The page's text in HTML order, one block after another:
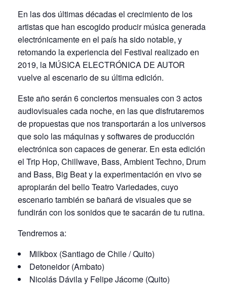
En las dos últimas décadas el crecimiento de los
artistas que han escogido producir música generada
electrónicamente en el país ha sido notable, y
retomando la experiencia del Festival realizado en
2019, la MÚSICA ELECTRÓNICA DE AUTOR
vuelve al escenario de su última edición.
Este año serán 6 conciertos mensuales con 3 actos
audiovisuales cada noche, en las que disfrutaremos
de propuestas que nos transportarán a los universos
que solo las máquinas y softwares de producción
electrónica son capaces de generar. En esta edición
el Trip Hop, Chillwave, Bass, Ambient Techno, Drum
and Bass, Big Beat y la experimentación en vivo se
apropiarán del bello Teatro Variedades, cuyo
escenario también se bañará de visuales que se
fundirán con los sonidos que te sacarán de tu rutina.
Tendremos a:
Milkbox (Santiago de Chile / Quito)
Detoneidor (Ambato)
Nicolás Dávila y Felipe Jácome (Quito)